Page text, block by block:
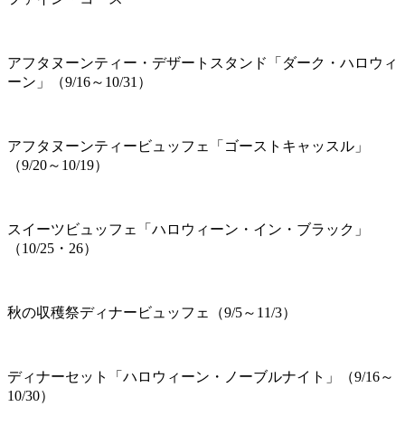
アフタヌーンティー・デザートスタンド「ダーク・ハロウィ
ーン」（9/16～10/31）
アフタヌーンティービュッフェ「ゴーストキャッスル」
（9/20～10/19）
スイーツビュッフェ「ハロウィーン・イン・ブラック」
（10/25・26）
秋の収穫祭ディナービュッフェ（9/5～11/3）
ディナーセット「ハロウィーン・ノーブルナイト」（9/16～
10/30）